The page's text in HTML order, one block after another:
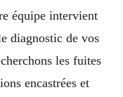
équipe intervient
diagnostic de vos
les fuites
encastrées et